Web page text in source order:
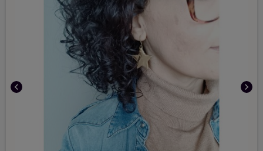
chevron_left chevron_right